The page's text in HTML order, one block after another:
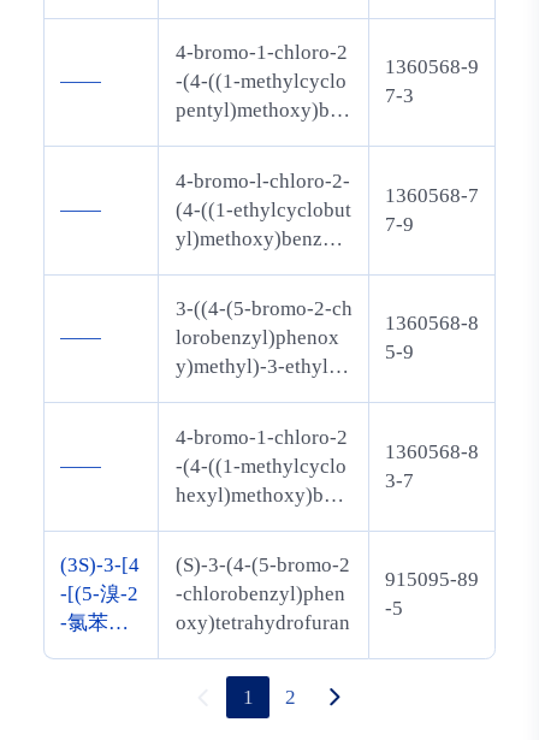
——
4-bromo-1-chloro-2
-(4-((1-methylcyclo
pentyl)methoxy)ben
1360568-9
7-3
——
4-bromo-l-chloro-2-
(4-((1-ethylcyclobut
yl)methoxy)benzyl)
1360568-7
7-9
——
3-((4-(5-bromo-2-ch
lorobenzyl)phenox
y)methyl)-3-ethylox
1360568-8
5-9
——
4-bromo-1-chloro-2
-(4-((1-methylcyclo
hexyl)methoxy)ben
1360568-8
3-7
(3S)-3-[4
-[(5-溴-2
-氯苯基)
(S)-3-(4-(5-bromo-2
-chlorobenzyl)phen
oxy)tetrahydrofuran
915095-89
-5
1 2